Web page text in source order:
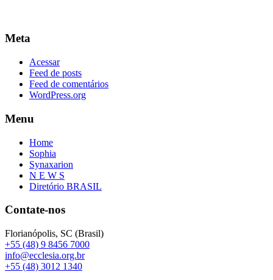
Meta
Acessar
Feed de posts
Feed de comentários
WordPress.org
Menu
Home
Sophia
Synaxarion
N E W S
Diretório BRASIL
Contate-nos
Florianópolis, SC (Brasil)
+55 (48) 9 8456 7000
info@ecclesia.org.br
+55 (48) 3012 1340